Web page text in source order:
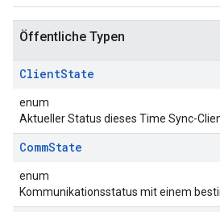
Öffentliche Typen
ClientState
enum
Aktueller Status dieses Time Sync-
CommState
enum
Kommunikationsstatus mit einem